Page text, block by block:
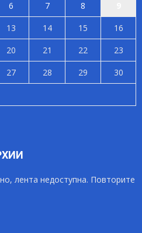
6 7 8
13 14 15
16
20 21 22
23
27 28 29
30
лента недоступна. Повторите